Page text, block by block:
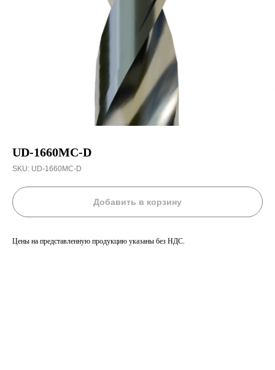
UD-1660MC-D
SKU: UD-1660MC-D
Добавить в корзину
Цены на представленную продукцию указаны без НДС.